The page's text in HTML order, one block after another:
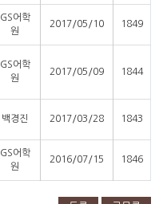
GS어학
원
2017/05/10 1849
GS어학
원
2017/05/09 1844
백경진 2017/03/28 1843
GS어학
원
2016/07/15 1846